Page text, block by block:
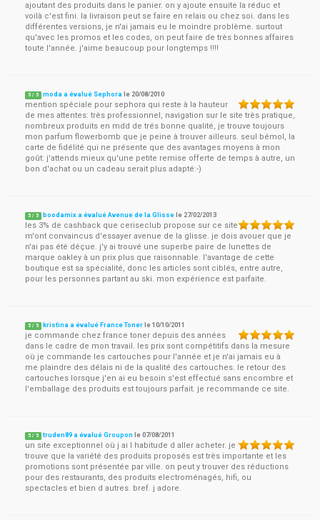
ajoutant des produits dans le panier. on y ajoute ensuite la réduc et
voilà c'est fini. la livraison peut se faire en relais ou chez soi. dans les
différentes versions, je n'ai jamais eu le moindre problème. surtout
qu'avec les promos et les codes, on peut faire de très bonnes affaires
toute l'année. j'aime beaucoup pour longtemps !!!!
5 / 5 moda a évalué Sephora le 20/08/2010
mention spéciale pour sephora qui reste à la hauteur
de mes attentes: très professionnel, navigation sur le site très pratique,
nombreux produits en mdd de trés bonne qualité, je trouve toujours
mon parfum flowerbomb que je peine à trouver ailleurs. seul bémol, la
carte de fidélité qui ne présente que des avantages moyens à mon
goût: j'attends mieux qu'une petite remise offerte de temps à autre, un
bon d'achat ou un cadeau serait plus adapté:-)
5 / 5 boodamix a évalué Avenue de la Glisse le 27/02/2013
les 3% de cashback que ceriseclub propose sur ce site
m'ont convaincus d'essayer avenue de la glisse. je dois avouer que je
n'ai pas été déçue. j'y ai trouvé une superbe paire de lunettes de
marque oakley à un prix plus que raisonnable. l'avantage de cette
boutique est sa spécialité, donc les articles sont ciblés, entre autre,
pour les personnes partant au ski. mon expérience est parfaite.
5 / 5 kristina a évalué France Toner le10/10/2011
je commande chez france toner depuis des années
dans le cadre de mon travail. les prix sont compétitifs dans la mesure
où je commande les cartouches pour l'année et je n'ai jamais eu à
me plaindre des délais ni de la qualité des cartouches. le retour des
cartouches lorsque j'en ai eu besoin s'est effectué sans encombre et
l'emballage des produits est toujours parfait. je recommande ce site.
5 / 5 truden89 a évalué Groupon le07/08/2011
un site exceptionnel où j ai l habitude d aller acheter. je
trouve que la variété des produits proposés est très importante et les
promotions sont présentée par ville. on peut y trouver des réductions
pour des restaurants, des produits electroménagés, hifi, ou
spectacles et bien d autres. bref. j adore.